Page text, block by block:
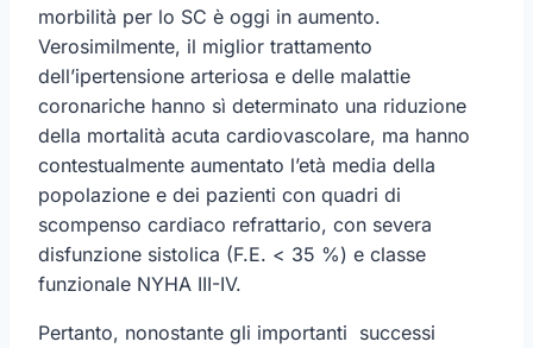
morbilità per lo SC è oggi in aumento.
Verosimilmente, il miglior trattamento
dell’ipertensione arteriosa e delle malattie
coronariche hanno sì determinato una riduzione
della mortalità acuta cardiovascolare, ma hanno
contestualmente aumentato l’età media della
popolazione e dei pazienti con quadri di
scompenso cardiaco refrattario, con severa
disfunzione sistolica (F.E. < 35 %) e classe
funzionale NYHA III-IV.
Pertanto, nonostante gli importanti successi